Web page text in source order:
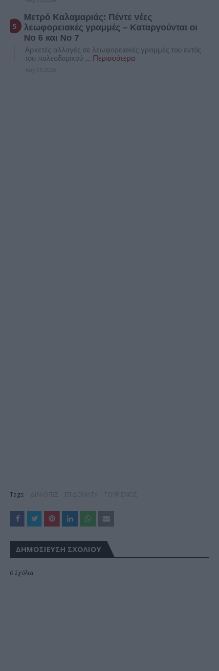
Μετρό Καλαμαριάς: Πέντε νέες
λεωφορειακές γραμμές – Καταργούνται οι
Νο 6 και Νο 7
Αρκετές αλλαγές σε λεωφορειακές γραμμές του εντός
του πολεοδομικού ... Περισσότερα
Αυγ 05 2026
Tags:
ΔΗΜΟΣΊΕΥΣΗ ΣΧΟΛΊΟΥ
0 Σχόλια